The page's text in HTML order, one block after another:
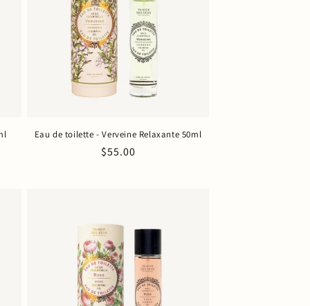
Eau de toilette - Verveine Relaxante 50ml
Prix
$55.00